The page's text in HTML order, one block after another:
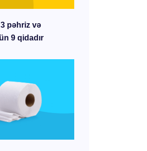
3 pəhriz və
9 qidadır